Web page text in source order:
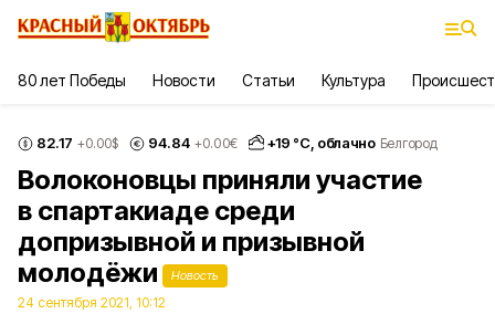
80 лет Победы Новости Статьи Культура
82.17 +0.00$ 94.84 +0.00€ +19 °С, облачно Белгород
Волоконовцы приняли участие
в спартакиаде среди
допризывной и призывной
молодёжи
Новость
24 сентября 2021, 10:12